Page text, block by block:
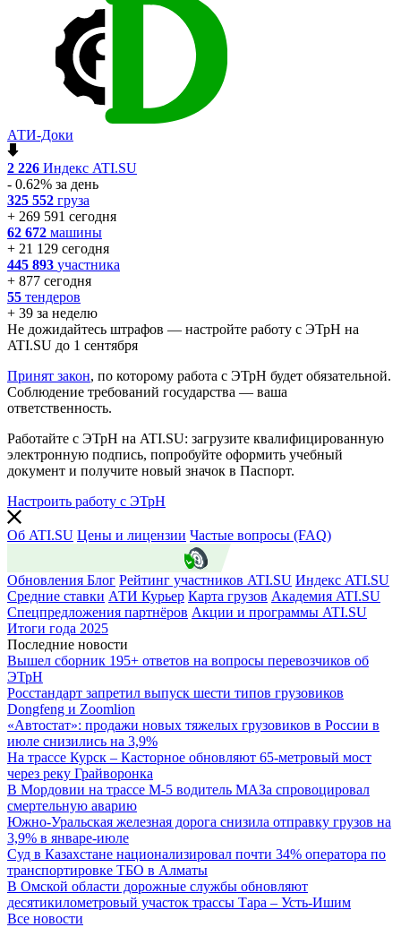
АТИ-Доки
2 226 Индекс ATI.SU
- 0.62% за день
325 552 груза
+ 269 591 сегодня
62 672 машины
+ 21 129 сегодня
445 893 участника
+ 877 сегодня
55 тендеров
+ 39 за неделю
Не дожидайтесь штрафов — настройте работу с ЭТрН на
ATI.SU до 1 сентября
Принят закон, по которому работа с ЭТрН будет обязательной.
Соблюдение требований государства — ваша
ответственность.
Работайте с ЭТрН на ATI.SU: загрузите квалифицированную
электронную подпись, попробуйте оформить учебный
документ и получите новый значок в Паспорт.
Настроить работу с ЭТрН
Об ATI.SU Цены и лицензии Частые вопросы (FAQ)
Обновления Блог Рейтинг участников ATI.SU Индекс ATI.SU
Средние ставки АТИ Курьер Карта грузов Академия ATI.SU
Спецпредложения партнёров Акции и программы ATI.SU
Итоги года 2025
Последние новости
Вышел сборник 195+ ответов на вопросы перевозчиков об
ЭТрН
Росстандарт запретил выпуск шести типов грузовиков
Dongfeng и Zoomlion
«Автостат»: продажи новых тяжелых грузовиков в России в
июле снизились на 3,9%
На трассе Курск – Касторное обновляют 65-метровый мост
через реку Грайворонка
В Мордовии на трассе М-5 водитель МАЗа спровоцировал
смертельную аварию
Южно-Уральская железная дорога снизила отправку грузов на
3,9% в январе-июле
Суд в Казахстане национализировал почти 34% оператора по
транспортировке ТБО в Алматы
В Омской области дорожные службы обновляют
десятикилометровый участок трассы Тара – Усть-Ишим
Все новости